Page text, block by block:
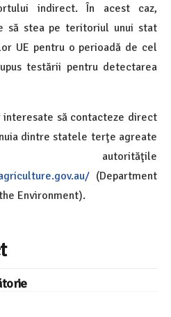
indirect. În acest caz,
să stea pe teritoriul unui stat
UE pentru o perioadă de cel
testării pentru detectarea
interesate să contacteze direct
dintre statele terţe agreate
(Department
Environment).